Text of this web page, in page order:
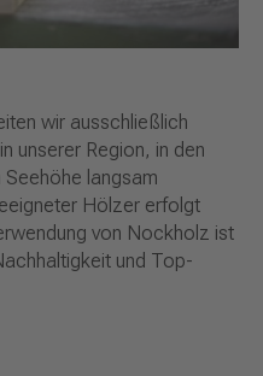
wir ausschließlich
unserer Region, in den
langsam
Hölzer erfolgt
von Nockholz ist
und Top-